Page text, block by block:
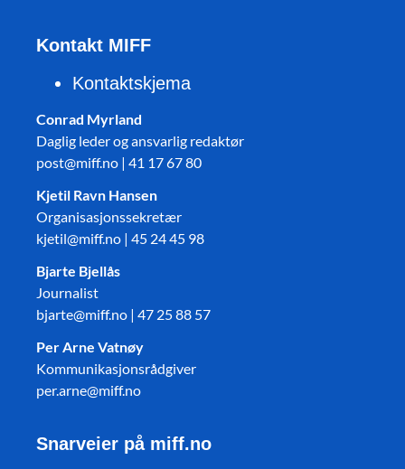
Kontakt MIFF
Kontaktskjema
Conrad Myrland
Daglig leder og ansvarlig redaktør
post@miff.no | 41 17 67 80
Kjetil Ravn Hansen
Organisasjonssekretær
kjetil@miff.no | 45 24 45 98
Bjarte Bjellås
Journalist
bjarte@miff.no | 47 25 88 57
Per Arne Vatnøy
Kommunikasjonsrådgiver
per.arne@miff.no
Snarveier på miff.no